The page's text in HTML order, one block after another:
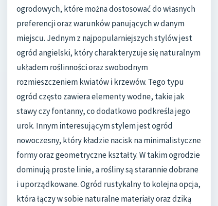
ogrodowych, które można dostosować do własnych
preferencji oraz warunków panujących w danym
miejscu. Jednym z najpopularniejszych stylów jest
ogród angielski, który charakteryzuje się naturalnym
układem roślinności oraz swobodnym
rozmieszczeniem kwiatów i krzewów. Tego typu
ogród często zawiera elementy wodne, takie jak
stawy czy fontanny, co dodatkowo podkreśla jego
urok. Innym interesującym stylem jest ogród
nowoczesny, który kładzie nacisk na minimalistyczne
formy oraz geometryczne kształty. W takim ogrodzie
dominują proste linie, a rośliny są starannie dobrane
i uporządkowane. Ogród rustykalny to kolejna opcja,
która łączy w sobie naturalne materiały oraz dziką